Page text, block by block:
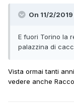
On 11/2/
E fuori Torino la
palazzina di
Vista ormai tanti
vedere anche